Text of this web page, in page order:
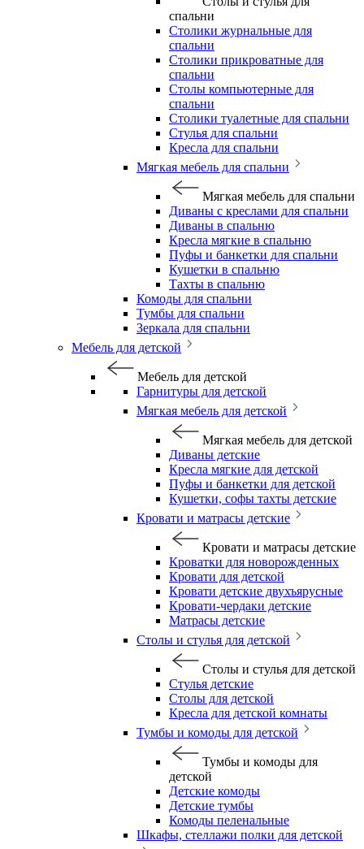
спальни
Столики журнальные для
спальни
Столики прикроватные для
спальни
Столы компьютерные для
спальни
Столики туалетные для спальни
Стулья для спальни
Кресла для спальни
Мягкая мебель для спальни
Мягкая мебель для спальни
Диваны с креслами для спальни
Диваны в спальню
Кресла мягкие в спальню
Пуфы и банкетки для спальни
Кушетки в спальню
Тахты в спальню
Комоды для спальни
Тумбы для спальни
Зеркала для спальни
Мебель для детской
Мебель для детской
Гарнитуры для детской
Мягкая мебель для детской
Мягкая мебель для детской
Диваны детские
Кресла мягкие для детской
Пуфы и банкетки для детской
Кушетки, софы тахты детские
Кровати и матрасы детские
Кровати и матрасы детские
Кроватки для новорожденных
Кровати для детской
Кровати детские двухъярусные
Кровати-чердаки детские
Матрасы детские
Столы и стулья для детской
Столы и стулья для детской
Стулья детские
Столы для детской
Кресла для детской комнаты
Тумбы и комоды для детской
Тумбы и комоды для
детской
Детские комоды
Детские тумбы
Комоды пеленальные
Шкафы, стеллажи полки для детской